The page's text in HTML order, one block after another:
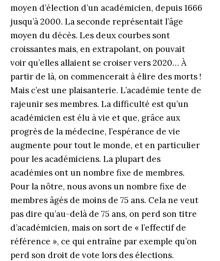
moyen d’élection d’un académicien, depuis 1666
jusqu’à 2000. La seconde représentait l’âge
moyen du décès. Les deux courbes sont
croissantes mais, en extrapolant, on pouvait
voir qu’elles allaient se croiser vers 2020… À
partir de là, on commencerait à élire des morts !
Mais c’est une plaisanterie. L’académie tente de
rajeunir ses membres. La difficulté est qu’un
académicien est élu à vie et que, grâce aux
progrès de la médecine, l’espérance de vie
augmente pour tout le monde, et en particulier
pour les académiciens. La plupart des
académies ont un nombre fixe de membres.
Pour la nôtre, nous avons un nombre fixe de
membres âgés de moins de 75 ans. Cela ne veut
pas dire qu’au-delà de 75 ans, on perd son titre
d’académicien, mais on sort de « l’effectif de
référence », ce qui entraîne par exemple qu’on
perd son droit de vote lors des élections.